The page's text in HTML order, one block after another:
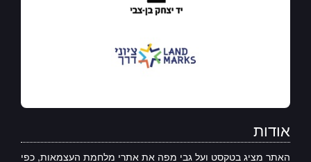
אודות
האתר מציג בטקסט ועל גבי מפה את אתרי מלחמת העצמאות, כפי